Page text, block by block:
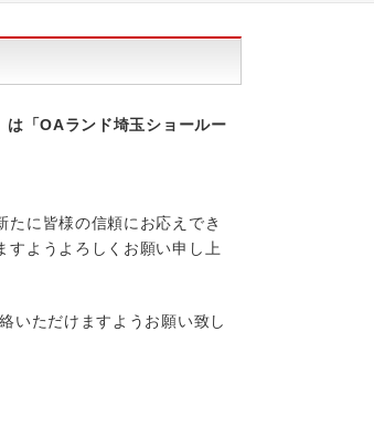
は「OAランド埼玉ショールー
たに皆様の信頼にお応えでき
すようよろしくお願い申し上
いただけますようお願い致し